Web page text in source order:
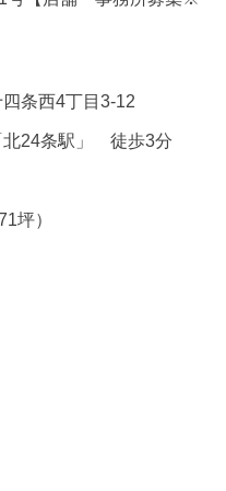
条西4丁目3-12
24条駅」 徒歩3分
坪）